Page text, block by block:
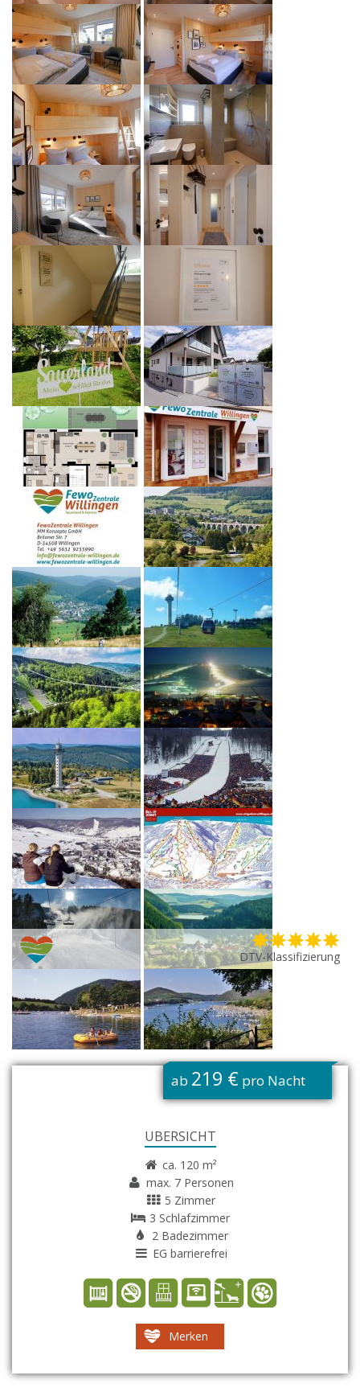
DTV-Klassifizierung
ab 219 € pro Nacht
ÜBERSICHT
ca. 120 m²
max. 7 Personen
5 Zimmer
3 Schlafzimmer
2 Badezimmer
EG barrierefrei
Merken